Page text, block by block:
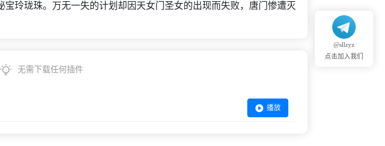
玲珑珠。万无一失的计划却因天女门圣女的出现而失败，唐门惨遭灭
无需下载任何插件
播放
@sllzyz
点击加入我们